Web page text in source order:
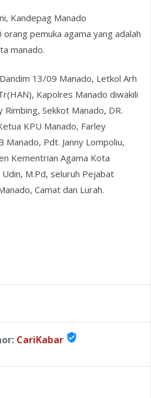
Kandepag Manado
pemuka agama yang adalah
manado.
13/09 Manado, Letkol Arh
Kapolres Manado diwakili
Sekkot Manado, DR.
KPU Manado, Farley
Manado, Pdt. Janny Lompoliu,
Kementrian Agama Kota
M.Pd, seluruh Pejabat
Camat dan Lurah.
CariKabar verified_user